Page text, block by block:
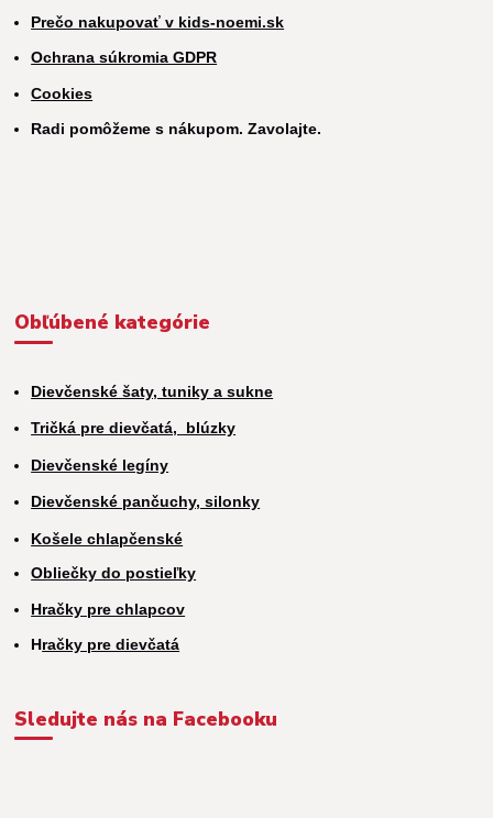
Prečo nakupovať v kids-noemi.sk
Ochrana súkromia GDPR
Cookies
Radi pomôžeme s nákupom. Zavolajte.
Obľúbené kategórie
Dievčenské šaty, tuniky a sukne
Tričká pre dievčatá, blúzky
Dievčenské legíny
Dievčenské pančuchy, silonky
Košele chlapčenské
Obliečky do postieľky
Hračky pre chlapcov
Hračky pre dievčatá
Sledujte nás na Facebooku